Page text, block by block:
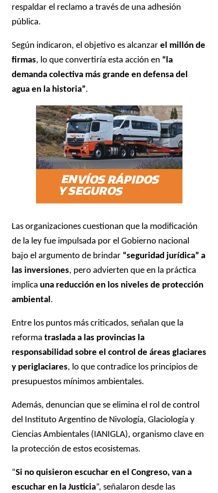
respaldar el reclamo a través de una adhesión
pública.
Según indicaron, el objetivo es alcanzar el millón de
firmas, lo que convertiría esta acción en “la
demanda colectiva más grande en defensa del
agua en la historia”.
Las organizaciones cuestionan que la modificación
de la ley fue impulsada por el Gobierno nacional
bajo el argumento de brindar “seguridad jurídica” a
las inversiones, pero advierten que en la práctica
implica una reducción en los niveles de protección
ambiental.
Entre los puntos más criticados, señalan que la
reforma traslada a las provincias la
responsabilidad sobre el control de áreas glaciares
y periglaciares, lo que contradice los principios de
presupuestos mínimos ambientales.
Además, denuncian que se elimina el rol de control
del Instituto Argentino de Nivología, Glaciología y
Ciencias Ambientales (IANIGLA), organismo clave en
la protección de estos ecosistemas.
“Si no quisieron escuchar en el Congreso, van a
escuchar en la Justicia”, señalaron desde las